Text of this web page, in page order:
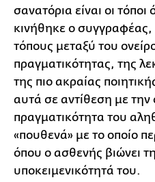
σανατόρια είναι οι
κινήθηκε ο
τόπους μεταξύ του
πραγματικότητας, της
της πιο ακραίας
αυτά σε αντίθεση με
πραγματικότητα του
«πουθενά» με το οποίο
όπου ο ασθενής βιώνει
υποκειμενικότητά του.